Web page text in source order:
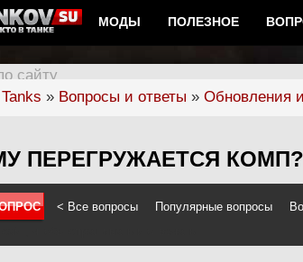
МОДЫ ПОЛЕЗНОЕ
сайту
» Вопросы и ответы » Обновления
ПЕРЕГРУЖАЕТСЯ КОМП?
< Все вопросы Популярные вопросы